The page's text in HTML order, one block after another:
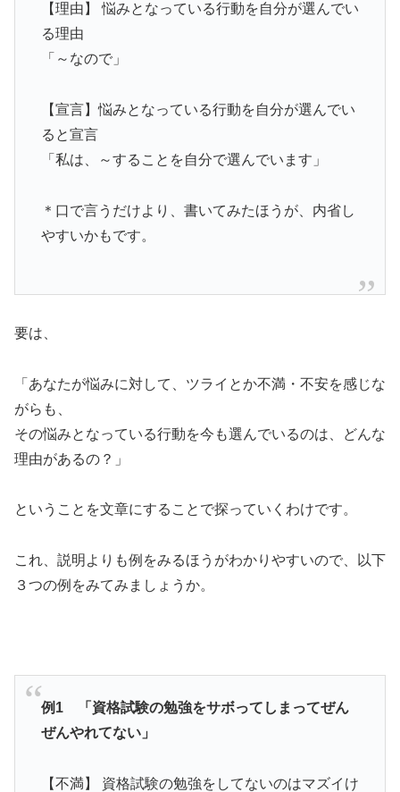
【理由】 悩みとなっている行動を自分が選んでい
る理由
「～なので」
【宣言】悩みとなっている行動を自分が選んでい
ると宣言
「私は、～することを自分で選んでいます」
＊口で言うだけより、書いてみたほうが、内省し
やすいかもです。
要は、
「あなたが悩みに対して、ツライとか不満・不安を感じな
がらも、
その悩みとなっている行動を今も選んでいるのは、どんな
理由があるの？」
ということを文章にすることで探っていくわけです。
これ、説明よりも例をみるほうがわかりやすいので、以下
３つの例をみてみましょうか。
例1 「資格試験の勉強をサボってしまってぜん
ぜんやれてない」
【不満】 資格試験の勉強をしてないのはマズイけ